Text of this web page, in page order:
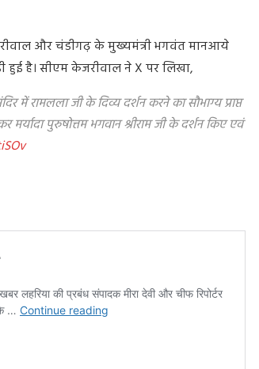
और चंडीगढ़ के मुख्यमंत्री भगवंत मानआये
है। सीएम केजरीवाल ने X पर लिखा,
में रामलला जी के दिव्य दर्शन करने का सौभाग्य प्राप्त
पुरुषोत्तम भगवान श्रीराम जी के दर्शन किए एवं